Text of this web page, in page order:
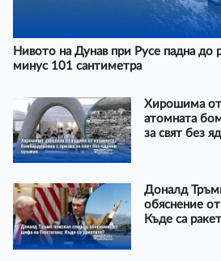
Нивото на Дунав при Русе падна до
минус 101 сантиметра
Хирошима
атомната
за свят без
Доналд
обяснение
Къде са